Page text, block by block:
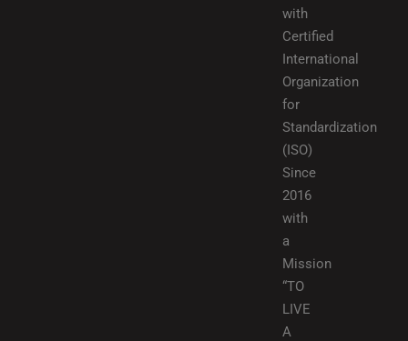
with
Certified
International
Organization
for
Standardization
(ISO)
Since
2016
with
a
Mission
“TO
LIVE
A